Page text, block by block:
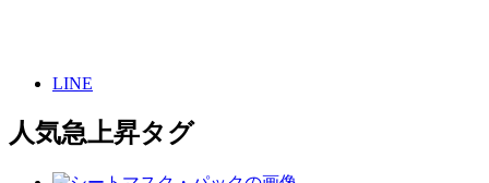
LINE
人気急上昇タグ